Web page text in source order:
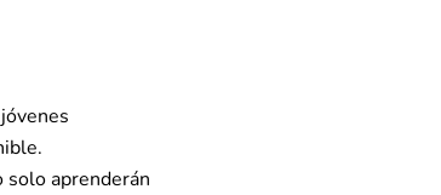
solo aprenderán